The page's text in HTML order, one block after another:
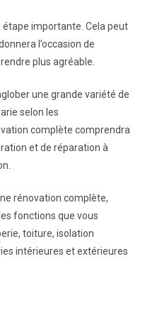
étape importante. Cela peut
l’occasion de
plus agréable.
une grande variété de
selon les
complète comprendra
et de réparation à
rénovation complète,
fonctions que vous
toiture, isolation
intérieures et extérieures